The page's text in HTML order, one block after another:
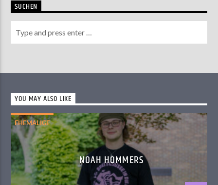
SUCHEN
YOU MAY ALSO LIKE
EHEMALIGE
NOAH HOMMERS